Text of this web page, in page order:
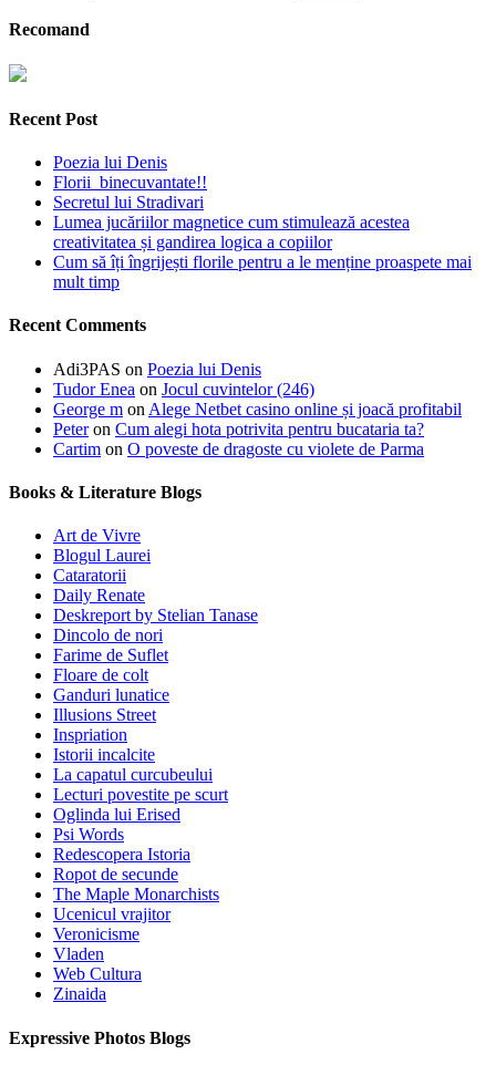
Recomand
Recent Post
Poezia lui Denis
Florii binecuvantate!!
Secretul lui Stradivari
Lumea jucăriilor magnetice cum stimulează acestea
creativitatea și gandirea logica a copiilor
Cum să îți îngrijești florile pentru a le menține proaspete mai
mult timp
Recent Comments
Adi3PAS on Poezia lui Denis
Tudor Enea on Jocul cuvintelor (246)
George m on Alege Netbet casino online și joacă profitabil
Peteron Cum alegi hota potrivita pentru bucataria ta?
Cartim on O poveste de dragoste cu violete de Parma
Books & Literature Blogs
Art de Vivre
Blogul Laurei
Cataratorii
Daily Renate
Deskreport by Stelian Tanase
Dincolo de nori
Farime de Suflet
Floare de colt
Ganduri lunatice
Illusions Street
Inspriation
Istorii incalcite
La capatul curcubeului
Lecturi povestite pe scurt
Oglinda lui Erised
Psi Words
Redescopera Istoria
Ropot de secunde
The Maple Monarchists
Ucenicul vrajitor
Veronicisme
Vladen
Web Cultura
Zinaida
Expressive Photos Blogs